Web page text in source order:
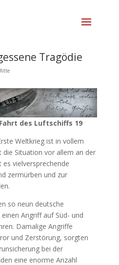
Tragödie
des Luftschiffs 19
Weltkrieg ist in vollem
die Situation vor allem an der
vielversprechende
zermürben und zur
so neun deutsche
Angriff auf Süd- und
Damalige Angriffe
und Zerstörung, sorgten
bei der
eine enorme Anzahl